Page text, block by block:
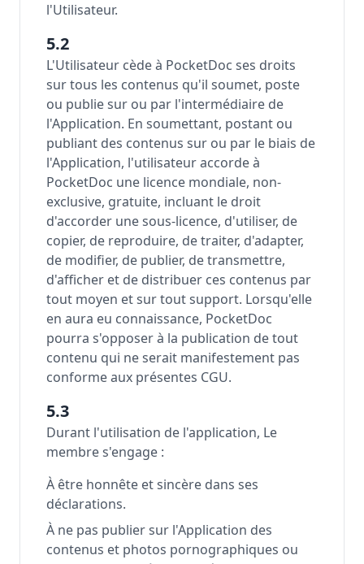
l'Utilisateur.
5.2
L'Utilisateur cède à PocketDoc ses droits
sur tous les contenus qu'il soumet, poste
ou publie sur ou par l'intermédiaire de
l'Application. En soumettant, postant ou
publiant des contenus sur ou par le biais de
l'Application, l'utilisateur accorde à
PocketDoc une licence mondiale, non-
exclusive, gratuite, incluant le droit
d'accorder une sous-licence, d'utiliser, de
copier, de reproduire, de traiter, d'adapter,
de modifier, de publier, de transmettre,
d'afficher et de distribuer ces contenus par
tout moyen et sur tout support. Lorsqu'elle
en aura eu connaissance, PocketDoc
pourra s'opposer à la publication de tout
contenu qui ne serait manifestement pas
conforme aux présentes CGU.
5.3
Durant l'utilisation de l'application, Le
membre s'engage :
À être honnête et sincère dans ses
déclarations.
À ne pas publier sur l'Application des
contenus et photos pornographiques ou